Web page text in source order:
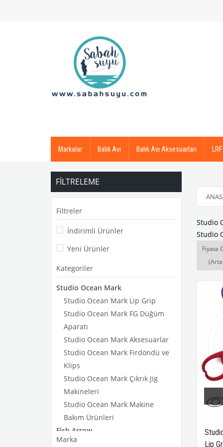
Markalar Balık Avı Balık Avı Aksesuarları LRF
FILTRELEME
Filtreler
İndirimli Ürünler
Yeni Ürünler
Kategoriler
Studio Ocean Mark
Studio Ocean Mark Lip Grip
Studio Ocean Mark FG Düğüm
Aparatı
Studio Ocean Mark Aksesuarlar
Studio Ocean Mark Fırdöndü ve
Klips
Studio Ocean Mark Çıkrık Jig
Makineleri
Studio Ocean Mark Makine
Bakım Ürünleri
Fish Arrow
İNDİRİM
Marka
Studio
Studio
Fiyata
Lip